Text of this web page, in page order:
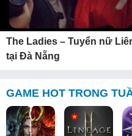
The Ladies – Tuyển nữ
tại Đà Nẵng
GAME HOT TRONG